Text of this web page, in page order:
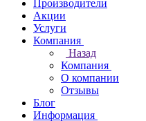
Производители
Акции
Услуги
Компания
Назад
Компания
О компании
Отзывы
Блог
Информация